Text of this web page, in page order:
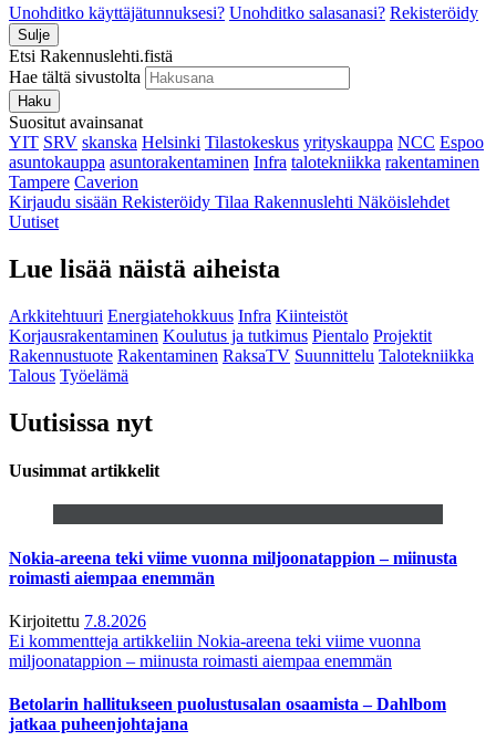
Unohditko käyttäjätunnuksesi? Unohditko salasanasi? Rekisteröidy
Sulje
Etsi Rakennuslehti.fistä
Hae tältä sivustolta
Haku
Suositut avainsanat
YIT SRV skanska Helsinki Tilastokeskus yrityskauppa NCC Espoo
asuntokauppa asuntorakentaminen Infra talotekniikka rakentaminen
Tampere Caverion
Kirjaudu sisään Rekisteröidy Tilaa Rakennuslehti Näköislehdet
Uutiset
Lue lisää näistä aiheista
Arkkitehtuuri Energiatehokkuus Infra Kiinteistöt
Korjausrakentaminen Koulutus ja tutkimus Pientalo Projektit
Rakennustuote Rakentaminen RaksaTV Suunnittelu Talotekniikka
Talous Työelämä
Uutisissa nyt
Uusimmat artikkelit
Nokia-areena teki viime vuonna miljoonatappion – miinusta
roimasti aiempaa enemmän
Kirjoitettu 7.8.2026
Ei kommentteja artikkeliin Nokia-areena teki viime vuonna
miljoonatappion – miinusta roimasti aiempaa enemmän
Betolarin hallitukseen puolustusalan osaamista – Dahlbom
jatkaa puheenjohtajana